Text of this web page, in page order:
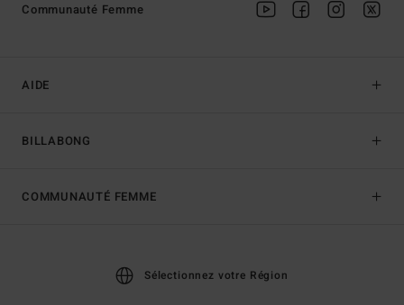
AIDE
BILLABONG
Communauté Femme
COMMUNAUTÉ FEMME
Sélectionnez votre Région